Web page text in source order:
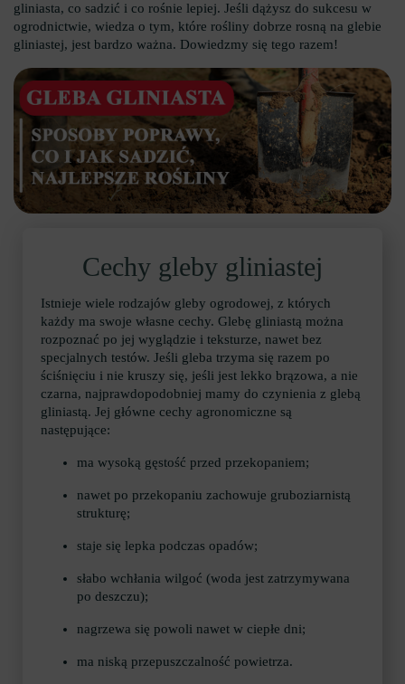
gliniasta, co sadzić i co rośnie lepiej. Jeśli dążysz do sukcesu w
ogrodnictwie, wiedza o tym, które rośliny dobrze rosną na glebie
gliniastej, jest bardzo ważna. Dowiedzmy się tego razem!
Cechy gleby gliniastej
Istnieje wiele rodzajów gleby ogrodowej, z których
każdy ma swoje własne cechy. Glebę gliniastą można
rozpoznać po jej wyglądzie i teksturze, nawet bez
specjalnych testów. Jeśli gleba trzyma się razem po
ściśnięciu i nie kruszy się, jeśli jest lekko brązowa, a nie
czarna, najprawdopodobniej mamy do czynienia z glebą
gliniastą. Jej główne cechy agronomiczne są
następujące:
ma wysoką gęstość przed przekopaniem;
nawet po przekopaniu zachowuje gruboziarnistą
strukturę;
staje się lepka podczas opadów;
słabo wchłania wilgoć (woda jest zatrzymywana
po deszczu);
nagrzewa się powoli nawet w ciepłe dni;
ma niską przepuszczalność powietrza.